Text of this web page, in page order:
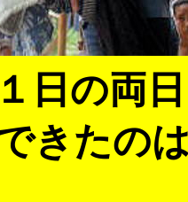
日の両
きたの